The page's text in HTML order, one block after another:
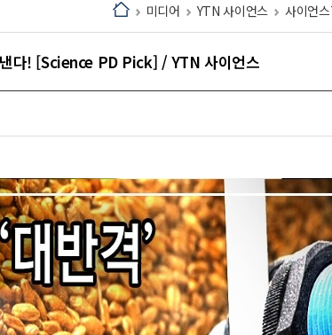
미디어 YTN 사이언스 사이언
다! [Science PD Pick] / YTN 사이언스